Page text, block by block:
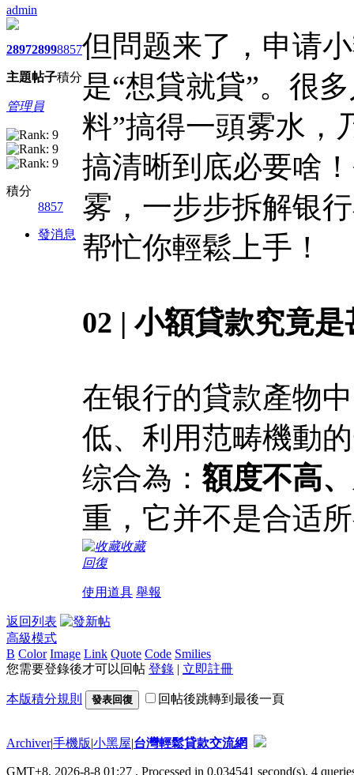
admin
2897
主題
2899
帖子
8857
積分
管理員
積分
8857
發消息
但問题来了，申请
是“想貸就貸”。很
料”搞得一頭雾水，
搞清晰到底必要啥
雾，一步步拆解银
帮忙你輕鬆上手！
02 | 小額貸款究竟
在银行的貸款產物
低、利用范畴機動
综合為：額度不高
重，它并不是合适
收藏
回復
使用道具 舉報
返回列表
高級模式
B Color Image Link Quote Code Smilies
您需要登錄後才可以回帖 登錄 | 立即註冊
本版積分規則 發表回復 回帖後跳轉到最後一頁
Archiver|手機版|小黑屋|台灣輕鬆貸款交流網
GMT+8, 2026-8-8 01:27 , Processed in 0.034541 second(s), 4